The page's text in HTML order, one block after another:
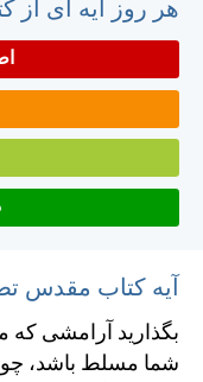
هر روز آیه ای از
آیه کتاب مقدس
بگذاريد آرامشی كه
شما مسلط باشد،